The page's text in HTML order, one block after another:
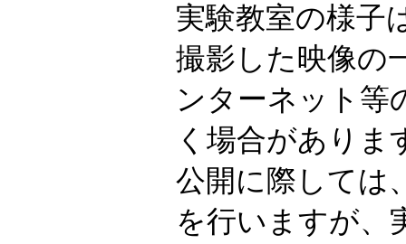
実験教室の様子
撮影した映像の
ンターネット等
く場合がありま
公開に際しては
を行いますが、